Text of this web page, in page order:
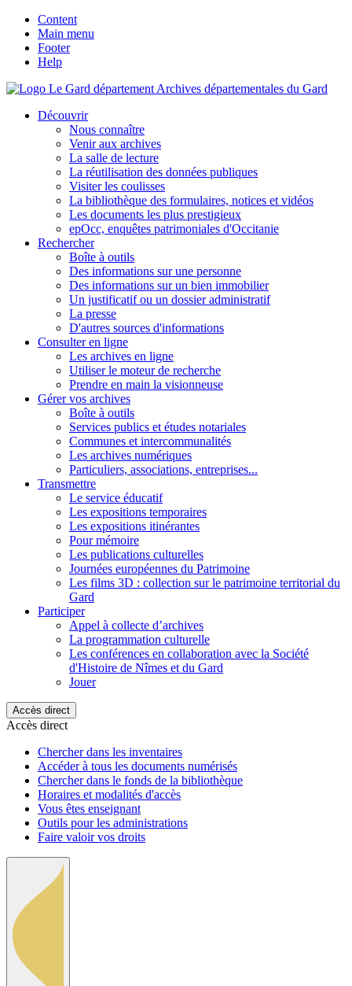
Content
Main menu
Footer
Help
Archives départementales du Gard
Découvrir
Nous connaître
Venir aux archives
La salle de lecture
La réutilisation des données publiques
Visiter les coulisses
La bibliothèque des formulaires, notices et vidéos
Les documents les plus prestigieux
epOcc, enquêtes patrimoniales d'Occitanie
Rechercher
Boîte à outils
Des informations sur une personne
Des informations sur un bien immobilier
Un justificatif ou un dossier administratif
La presse
D'autres sources d'informations
Consulter en ligne
Les archives en ligne
Utiliser le moteur de recherche
Prendre en main la visionneuse
Gérer vos archives
Boîte à outils
Services publics et études notariales
Communes et intercommunalités
Les archives numériques
Particuliers, associations, entreprises...
Transmettre
Le service éducatif
Les expositions temporaires
Les expositions itinérantes
Pour mémoire
Les publications culturelles
Journées européennes du Patrimoine
Les films 3D : collection sur le patrimoine territorial du
Gard
Participer
Appel à collecte d’archives
La programmation culturelle
Les conférences en collaboration avec la Société
d'Histoire de Nîmes et du Gard
Jouer
Accès direct
Accès direct
Chercher dans les inventaires
Accéder à tous les documents numérisés
Chercher dans le fonds de la bibliothèque
Horaires et modalités d'accès
Vous êtes enseignant
Outils pour les administrations
Faire valoir vos droits